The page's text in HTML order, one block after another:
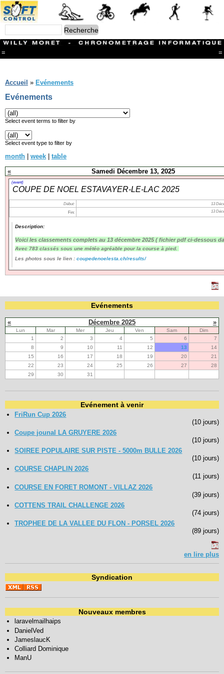
= =
Branches
CONTACT
Ski ALPIN
Triathlon
Ski Nordique
Courses à pieds
Athlétisme
Slalom In-Line
Caisse à savon
Coupe "Journal La Gruyère"
Hippisme
Marche
Archives
Navigation
recherche
site map
messages récents
Ouverture de session
Nom d'utilisateur:
Mot de passe:
Accueil » Evénements
Evénements
Select event terms to filter by
Select event type to filter by
month | week | table
«
Samedi Décembre 13, 2025
(event)
COUPE DE NOEL ESTAVAYER-LE-LAC 2025
Début:
13
Fin:
13
Description:
Voici les classements complets au 13 décembre 2025 ( fichier pdf ci-dessous
Avec 783 classés sous une météo agréable pour la course à pied.
Les photos sous le lien : coupedenoelesta.ch/results/
Evénements
« Décembre 2025 »
Lun Mar Mer Jeu Ven Sam
Dim
1
2 3 4 5 6
7
8
9 10 11 12 13
14
15
16 17 18 19 20
21
22
23 24 25 26 27
28
29
30 31
Evénement à venir
FriRun Cup 2026
(10 jours)
Coupe jounal LA GRUYERE 2026
(10 jours)
SOIREE POPULAIRE SUR PISTE - 5000m BULLE 2026
(10 jours)
COURSE CHAPLIN 2026
(11 jours)
COURSE EN FORET ROMONT - VILLAZ 2026
(39 jours)
COTTENS TRAIL CHALLENGE 2026
(74 jours)
TROPHEE DE LA VALLEE DU FLON - PORSEL 2026
(89 jours)
en lire plus
Syndication
Nouveaux membres
laravelmailhaips
DanielVed
JameslaucK
Colliard Dominique
ManU